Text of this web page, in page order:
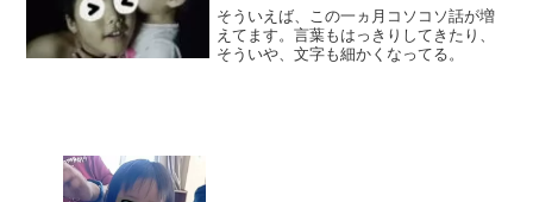
そういえば、この一ヵ月コソコソ話が増
えてます。言葉もはっきりしてきたり、
そういや、文字も細かくなってる。